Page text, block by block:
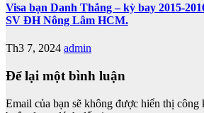
Visa bạn Danh Thắng – kỳ bay 2015-
SV ĐH Nông Lâm HCM.
Th3 7, 2024 admin
Để lại một bình luận
Email của bạn sẽ không được hiển thị công